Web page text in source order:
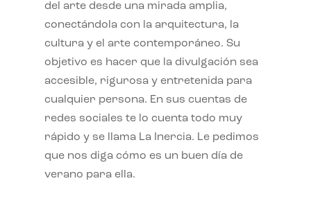
del arte desde una mirada amplia,
conectándola con la arquitectura, la
cultura y el arte contemporáneo. Su
objetivo es hacer que la divulgación sea
accesible, rigurosa y entretenida para
cualquier persona. En sus cuentas de
redes sociales te lo cuenta todo muy
rápido y se llama La Inercia. Le pedimos
que nos diga cómo es un buen día de
verano para ella.